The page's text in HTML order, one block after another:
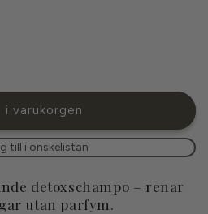
i varukorgen
till i önskelistan
detoxschampo – renar
utan parfym.